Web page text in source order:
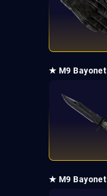
★ M9 Bayonet
★ M9 Bayonet